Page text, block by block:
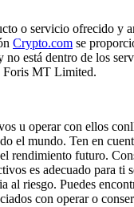
o servicio ofrecido y
Crypto.com se
no está dentro de los
MT Limited.
u operar con ellos
el mundo. Ten en
rendimiento futuro.
es adecuado para ti
al riesgo. Puedes
con operar o